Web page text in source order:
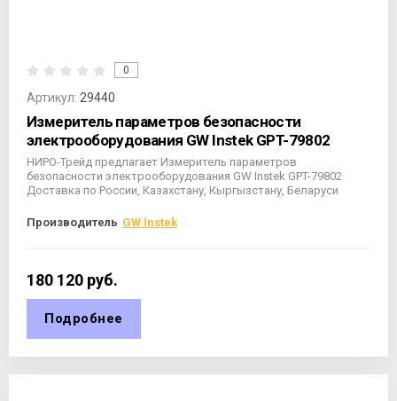
0
Артикул: 29440
Измеритель параметров безопасности
электрооборудования GW Instek GPT-79802
НИРО-Трейд предлагает Измеритель параметров
безопасности электрооборудования GW Instek GPT-79802
Доставка по России, Казахстану, Кыргызстану, Беларуси
Производитель GW Instek
180 120 руб.
Подробнее